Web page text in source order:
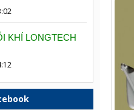
KHÍ LONGTECH